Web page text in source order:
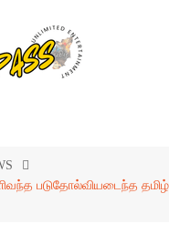
படுதோல்வியடைந்த